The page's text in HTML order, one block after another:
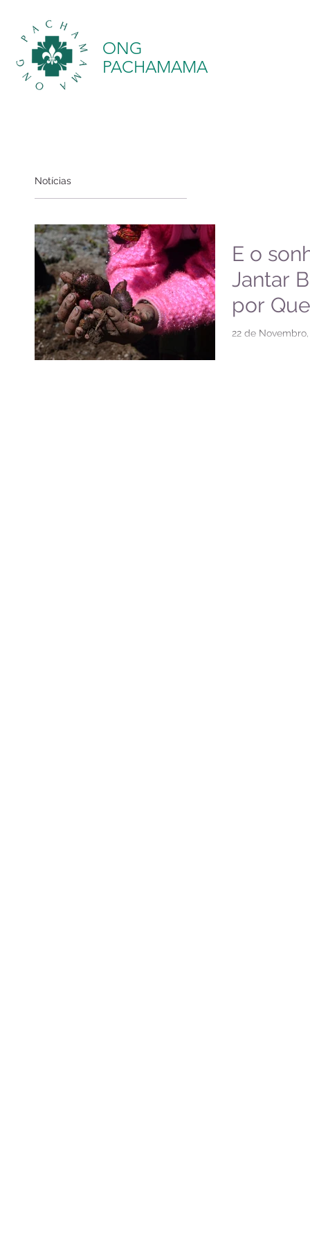
ONG
PACHAMAMA
Notícias
E o
Jantar
por
22 de